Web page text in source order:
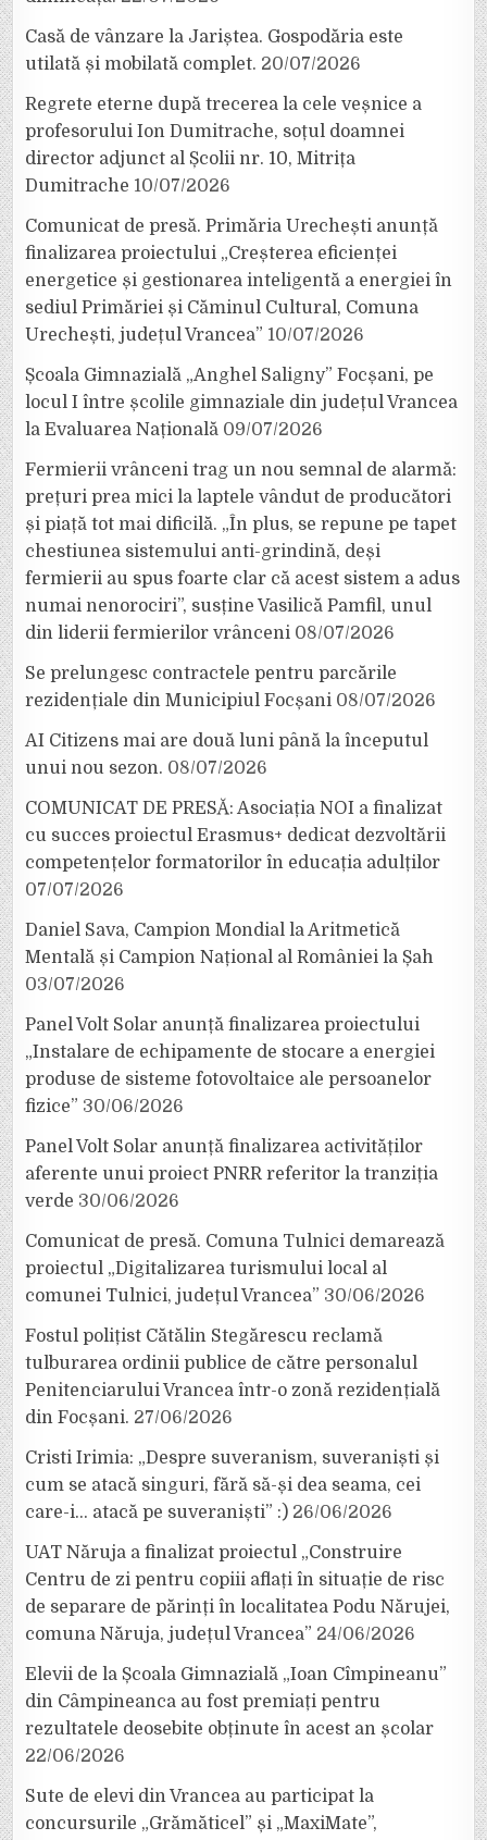
Casă de vânzare la Jariștea. Gospodăria este
utilată și mobilată complet. 20/07/2026
Regrete eterne după trecerea la cele veșnice a
profesorului Ion Dumitrache, soțul doamnei
director adjunct al Școlii nr. 10, Mitrița
Dumitrache 10/07/2026
Comunicat de presă. Primăria Urechești anunță
finalizarea proiectului „Creșterea eficienței
energetice și gestionarea inteligentă a energiei în
sediul Primăriei și Căminul Cultural, Comuna
Urechești, județul Vrancea” 10/07/2026
Școala Gimnazială „Anghel Saligny” Focșani, pe
locul I între școlile gimnaziale din județul Vrancea
la Evaluarea Națională 09/07/2026
Fermierii vrânceni trag un nou semnal de alarmă:
prețuri prea mici la laptele vândut de producători
și piață tot mai dificilă. „În plus, se repune pe tapet
chestiunea sistemului anti-grindină, deși
fermierii au spus foarte clar că acest sistem a adus
numai nenorociri”, susține Vasilică Pamfil, unul
din liderii fermierilor vrânceni 08/07/2026
Se prelungesc contractele pentru parcările
rezidențiale din Municipiul Focșani 08/07/2026
AI Citizens mai are două luni până la începutul
unui nou sezon. 08/07/2026
COMUNICAT DE PRESĂ: Asociația NOI a finalizat
cu succes proiectul Erasmus+ dedicat dezvoltării
competențelor formatorilor în educația adulților
07/07/2026
Daniel Sava, Campion Mondial la Aritmetică
Mentală și Campion Național al României la Șah
03/07/2026
Panel Volt Solar anunță finalizarea proiectului
„Instalare de echipamente de stocare a energiei
produse de sisteme fotovoltaice ale persoanelor
fizice” 30/06/2026
Panel Volt Solar anunță finalizarea activităților
aferente unui proiect PNRR referitor la tranziția
verde 30/06/2026
Comunicat de presă. Comuna Tulnici demarează
proiectul „Digitalizarea turismului local al
comunei Tulnici, județul Vrancea” 30/06/2026
Fostul polițist Cătălin Stegărescu reclamă
tulburarea ordinii publice de către personalul
Penitenciarului Vrancea într-o zonă rezidențială
din Focșani. 27/06/2026
Cristi Irimia: „Despre suveranism, suveraniști și
cum se atacă singuri, fără să-și dea seama, cei
care-i… atacă pe suveraniști” :) 26/06/2026
UAT Năruja a finalizat proiectul „Construire
Centru de zi pentru copiii aflați în situație de risc
de separare de părinți în localitatea Podu Nărujei,
comuna Năruja, județul Vrancea” 24/06/2026
Elevii de la Școala Gimnazială „Ioan Cîmpineanu”
din Câmpineanca au fost premiați pentru
rezultatele deosebite obținute în acest an școlar
22/06/2026
Sute de elevi din Vrancea au participat la
concursurile „Grămăticel” și „MaxiMate”,